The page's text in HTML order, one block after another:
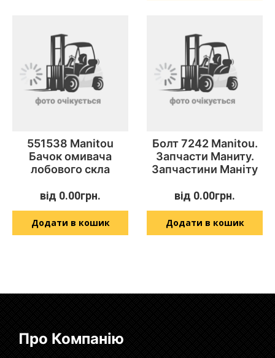
551538 Manitou
Бачок омивача
лобового скла
від 0.00грн.
Додати в кошик
Болт 7242 Manitou.
Запчасти Маниту.
Запчастини Маніту
від 0.00грн.
Додати в кошик
Про Компанію